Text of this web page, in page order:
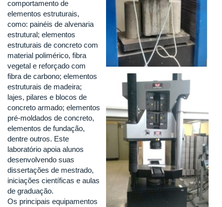
comportamento de
elementos estruturais,
como: painéis de alvenaria
estrutural; elementos
estruturais de concreto com
material polimérico, fibra
vegetal e reforçado com
fibra de carbono; elementos
estruturais de madeira;
lajes, pilares e blocos de
concreto armado; elementos
pré-moldados de concreto,
elementos de fundação,
dentre outros. Este
laboratório apoia alunos
desenvolvendo suas
dissertações de mestrado,
iniciações científicas e aulas
de graduação.
Os principais equipamentos